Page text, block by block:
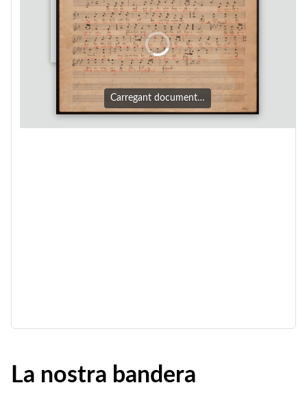
Carregant document…
La nostra bandera